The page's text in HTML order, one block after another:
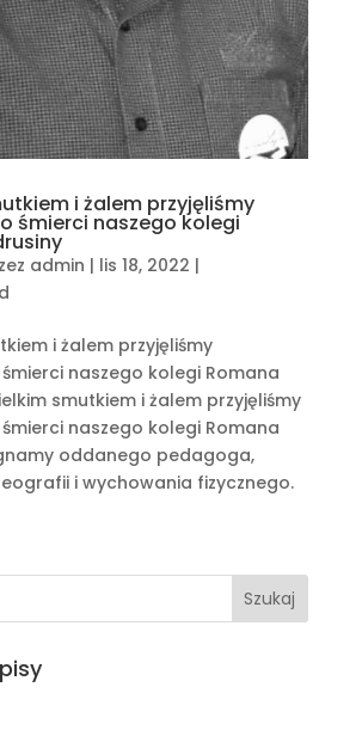
i żalem przyjęliśmy
śmierci naszego kolegi
admin | lis 18, 2022 |
i żalem przyjęliśmy
naszego kolegi Romana
smutkiem i żalem przyjęliśmy
naszego kolegi Romana
oddanego pedagoga,
i wychowania fizycznego.